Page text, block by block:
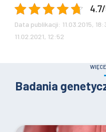
Data publikacji: 11.03.2015,
11.02.2021, 12:52
Badania